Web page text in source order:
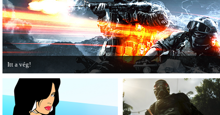
következő epizódja.
videója.
Itt a vég!
Hamarosan minden infó kiderül a Battlefield 3 utolsó, End Game